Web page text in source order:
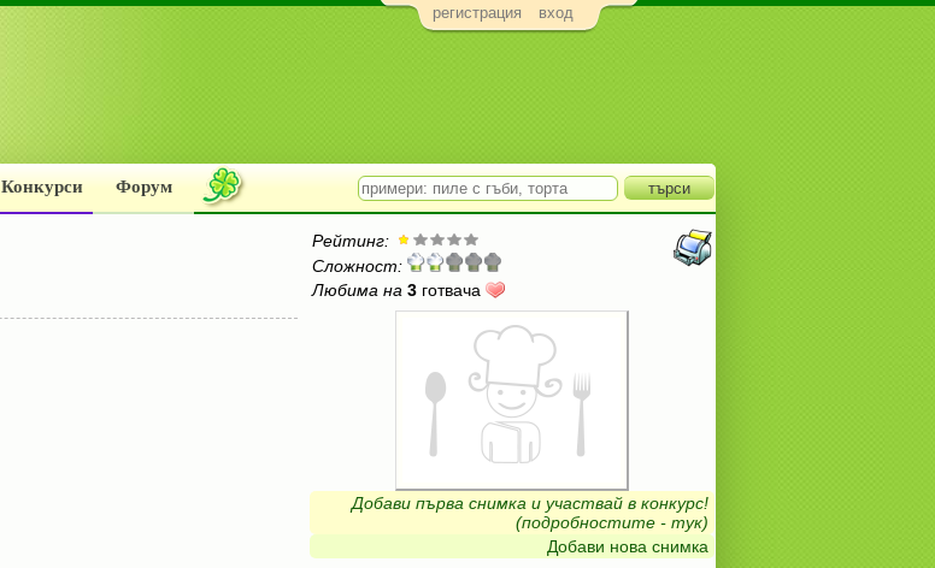
регистрация вход
Конкурси Форум
Рейтинг:
Сложност:
Любима на 3 готвача
Добави първа снимка и участвай в конкурс!
(подробностите - тук)
Добави нова снимка